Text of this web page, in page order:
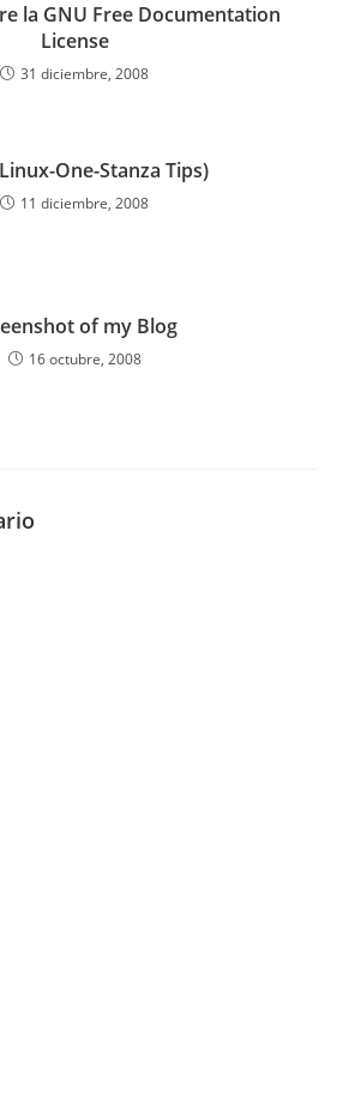
la GNU Free Documentation
License
31 diciembre, 2008
One-Stanza Tips)
11 diciembre, 2008
of my Blog
16 octubre, 2008